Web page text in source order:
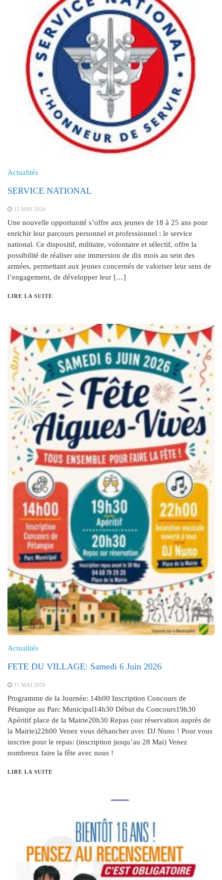
Actualités
SERVICE NATIONAL
12 MAI 2026
Une nouvelle opportunité s’offre aux jeunes de 18 à 25 ans pour
enrichir leur parcours personnel et professionnel : le service
national. Ce dispositif, militaire, volontaire et sélectif, offre la
possibilité de réaliser une immersion de dix mois au sein des
armées, permettant aux jeunes concernés de valoriser leur sens de
l’engagement, de développer leur […]
LIRE LA SUITE
Actualités
FETE DU VILLAGE: Samedi 6 Juin 2026
11 MAI 2026
Programme de la Journée: 14h00 Inscription Concours de
Pétanque au Parc Municipal14h30 Début du Concours19h30
Apéritif place de la Mairie20h30 Repas (sur réservation auprès de
la Mairie)22h00 Venez vous déhancher avec DJ Nuno ! Pour vous
inscrire pour le repas: (inscription jusqu’au 28 Mai) Venez
nombreux faire la fête avec nous !
LIRE LA SUITE